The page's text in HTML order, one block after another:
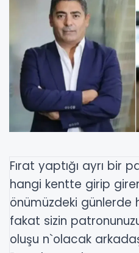
Fırat yaptığı ayrı bir
hangi kentte girip
önümüzdeki
fakat sizin
oluşu n`olacak